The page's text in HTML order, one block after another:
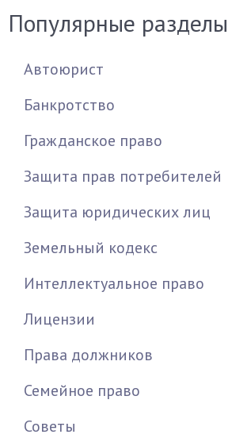
Популярные разделы
Автоюрист
Банкротство
Гражданское право
Защита прав потребителей
Защита юридических лиц
Земельный кодекс
Интеллектуальное право
Лицензии
Права должников
Семейное право
Советы